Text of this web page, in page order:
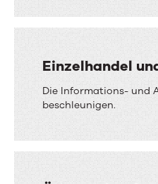
Einzelhandel
Die Informations- und
beschleunigen.